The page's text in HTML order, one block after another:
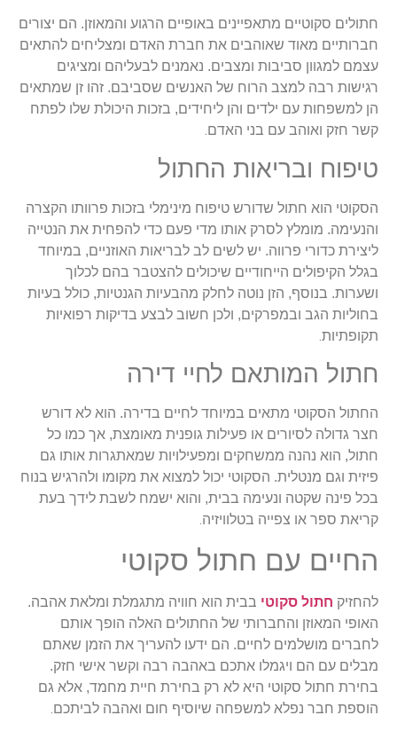
חתולים סקוטיים מתאפיינים באופיים הרגוע והמאוזן. הם יצורים
חברותיים מאוד שאוהבים את חברת האדם ומצליחים להתאים
עצמם למגוון סביבות ומצבים. נאמנים לבעליהם ומציגים
רגישות רבה למצב הרוח של האנשים שסביבם. זהו זן שמתאים
הן למשפחות עם ילדים והן ליחידים, בזכות היכולת שלו לפתח
קשר חזק ואוהב עם בני האדם.
טיפוח ובריאות החתול
הסקוטי הוא חתול שדורש טיפוח מינימלי בזכות פרוותו הקצרה
והנעימה. מומלץ לסרק אותו מדי פעם כדי להפחית את הנטייה
ליצירת כדורי פרווה. יש לשים לב לבריאות האוזניים, במיוחד
בגלל הקיפולים הייחודיים שיכולים להצטבר בהם לכלוך
ושערות. בנוסף, הזן נוטה לחלק מהבעיות הגנטיות, כולל בעיות
בחוליות הגב ובמפרקים, ולכן חשוב לבצע בדיקות רפואיות
תקופתיות
חתול המותאם לחיי דירה
החתול הסקוטי מתאים במיוחד לחיים בדירה. הוא לא דורש
חצר גדולה לסיורים או פעילות גופנית מאומצת, אך כמו כל
חתול, הוא נהנה ממשחקים ומפעילויות שמאתגרות אותו גם
פיזית וגם מנטלית. הסקוטי יכול למצוא את מקומו ולהרגיש בנוח
בכל פינה שקטה ונעימה בבית, והוא ישמח לשבת לידך בעת
קריאת ספר או צפייה בטלוויזיה.
החיים עם חתול סקוטי
להחזיק חתול סקוטי בבית הוא חוויה מתגמלת ומלאת אהבה.
האופי המאוזן והחברותי של החתולים האלה הופך אותם
לחברים מושלמים לחיים. הם ידעו להעריך את הזמן שאתם
מבלים עם הם ויגמלו אתכם באהבה רבה וקשר אישי חזק.
בחירת חתול סקוטי היא לא רק בחירת חיית מחמד, אלא גם
הוספת חבר נפלא למשפחה שיוסיף חום ואהבה לביתכם